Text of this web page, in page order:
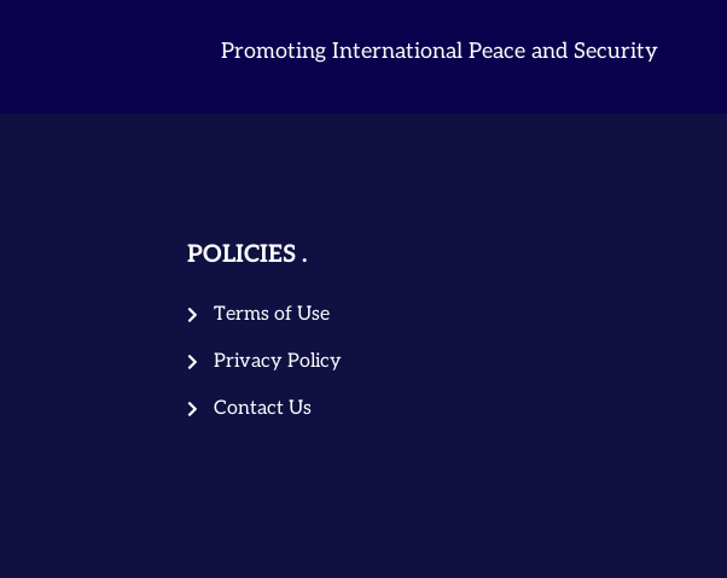
Promoting International Peace and Security
POLICIES
Terms of Use
Privacy Policy
Contact Us